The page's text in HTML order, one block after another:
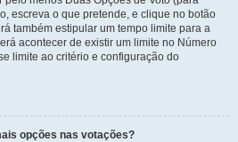
escreva o que pretende, e clique no botão
também estipular um tempo limite para a
acontecer de existir um limite no Número
limite ao critério e configuração do
opções nas votações?